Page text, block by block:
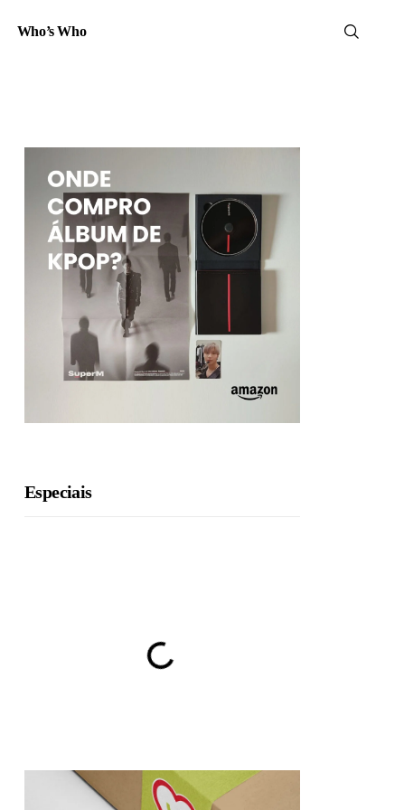
Who’s Who
Especiais